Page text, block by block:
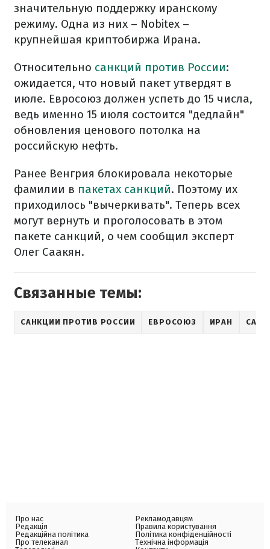
значительную поддержку иранскому
режиму. Одна из них – Nobitex –
крупнейшая криптобиржа Ирана.
Относительно санкций против России:
ожидается, что новый пакет утвердят в
июле. Евросоюз должен успеть до 15 числа,
ведь именно 15 июля состоится "дедлайн"
обновления ценового потолка на
российскую нефть.
Ранее Венгрия блокировала некоторые
фамилии в пакетах санкций. Поэтому их
приходилось "вычеркивать". Теперь всех
могут вернуть и проголосовать в этом
пакете санкций, о чем сообщил эксперт
Олег Саакян.
Связанные темы:
САНКЦИИ ПРОТИВ РОССИИ ЕВРОСОЮЗ ИРАН
Про нас
Редакція
Редакційна політика
Про телеканал
Рекламодавцям
Правила користування
Політика конфіденційності
Технічна інформація